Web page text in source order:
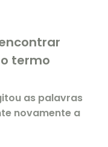
termo
as palavras
novamente a